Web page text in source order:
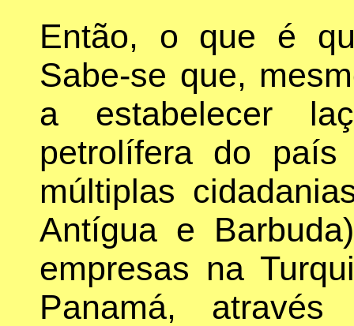
Então, o que é
Sabe-se que,
a estabelecer
petrolífera do
múltiplas
Antígua e
empresas na
Panamá,